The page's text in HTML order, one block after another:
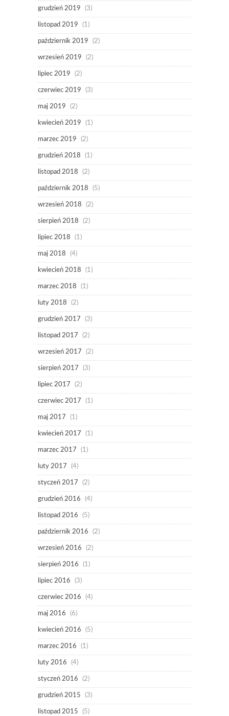
grudzień 2019 (3)
listopad 2019 (1)
październik 2019 (2)
wrzesień 2019 (2)
lipiec 2019 (2)
czerwiec 2019 (3)
maj 2019 (2)
kwiecień 2019 (1)
marzec 2019 (2)
grudzień 2018 (1)
listopad 2018 (2)
październik 2018 (5)
wrzesień 2018 (2)
sierpień 2018 (2)
lipiec 2018 (1)
maj 2018 (4)
kwiecień 2018 (1)
marzec 2018 (1)
luty 2018 (2)
grudzień 2017 (3)
listopad 2017 (2)
wrzesień 2017 (2)
sierpień 2017 (3)
lipiec 2017 (2)
czerwiec 2017 (1)
maj 2017 (1)
kwiecień 2017 (1)
marzec 2017 (1)
luty 2017 (4)
styczeń 2017 (2)
grudzień 2016 (4)
listopad 2016 (5)
październik 2016 (2)
wrzesień 2016 (2)
sierpień 2016 (1)
lipiec 2016 (3)
czerwiec 2016 (4)
maj 2016 (6)
kwiecień 2016 (5)
marzec 2016 (1)
luty 2016 (4)
styczeń 2016 (2)
grudzień 2015 (3)
listopad 2015 (5)